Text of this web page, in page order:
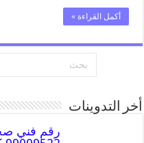
أكمل القراءة »
أخر التدوينات